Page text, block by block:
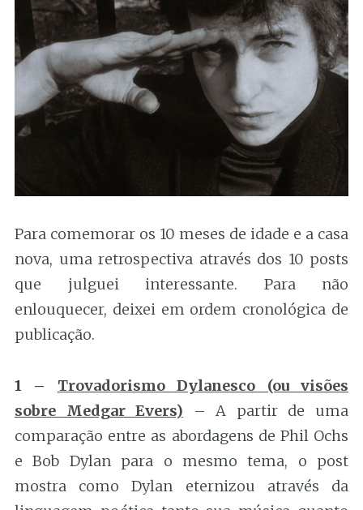
Para comemorar os 10 meses de idade e a casa
nova, uma retrospectiva através dos 10 posts
que julguei interessante. Para não
enlouquecer, deixei em ordem cronológica de
publicação.
1 – Trovadorismo Dylanesco (ou visões
sobre Medgar Evers) – A partir de uma
comparação entre as abordagens de Phil Ochs
e Bob Dylan para o mesmo tema, o post
mostra como Dylan eternizou através da